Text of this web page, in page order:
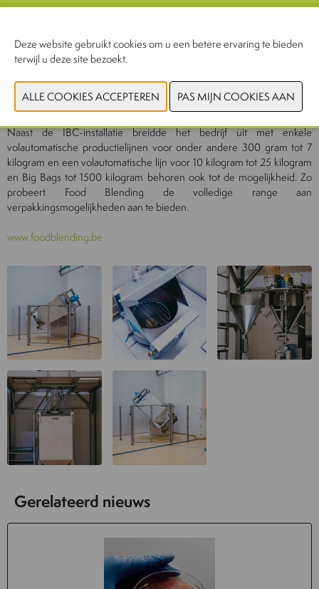
Naast de IBC-installatie breidde het bedrijf uit met enkele
volautomatische productielijnen voor onder andere 300 gram tot 7
kilogram en een volautomatische lijn voor 10 kilogram tot 25 kilogram
en Big Bags tot 1500 kilogram behoren ook tot de mogelijkheid. Zo
probeert Food Blending de volledige range aan
verpakkingsmogelijkheden aan te bieden.
www.foodblending.be
Gerelateerd nieuws
Deze website gebruikt cookies om u een betere ervaring te bieden
terwijl u deze site bezoekt.